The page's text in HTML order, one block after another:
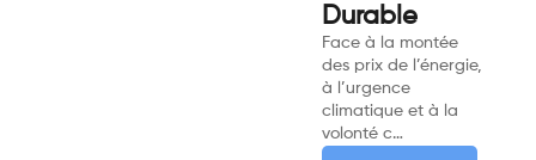
Durable
Face à la montée
des prix de l’énergie,
à l’urgence
climatique et à la
volonté c…